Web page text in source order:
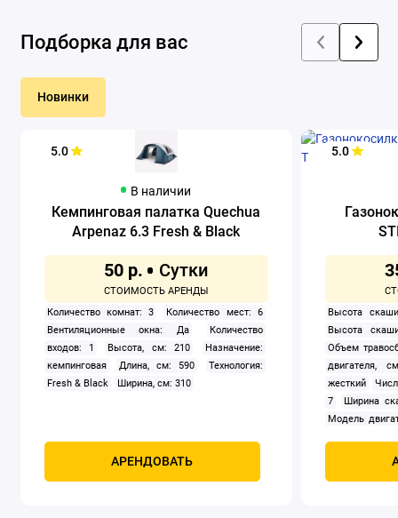
Подборка для вас
Новинки
5.0
В наличии
Кемпинговая палатка Quechua
Arpenaz 6.3 Fresh & Black
50 р.
Количество комнат: 3
Количество мест: 6
Вентиляционные окна: Да
Количество
входов: 1
Высота, см: 210
Назначение:
кемпинговая
Длина, см: 590
Технология:
Fresh & Black
Ширина, см: 310
АРЕНДОВАТЬ
5.0
Высота
Высота
Объем
двигателя,
жесткий
7
Ширина
Модель
Мощность,